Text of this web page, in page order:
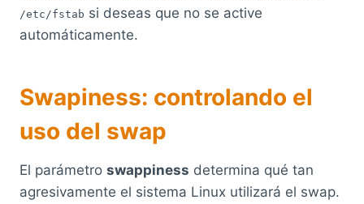
/etc/fstab si deseas que no se active
automáticamente.
Swapiness: controlando el
uso del swap
El parámetro swappiness determina qué tan
agresivamente el sistema Linux utilizará el swap.